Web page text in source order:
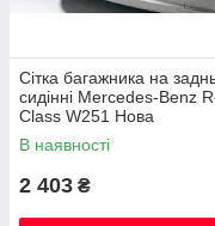
Сітка багажника на
сидінні Mercedes-Benz
Class W251 Нова
Оригінальна
В наявності
2 403 ₴